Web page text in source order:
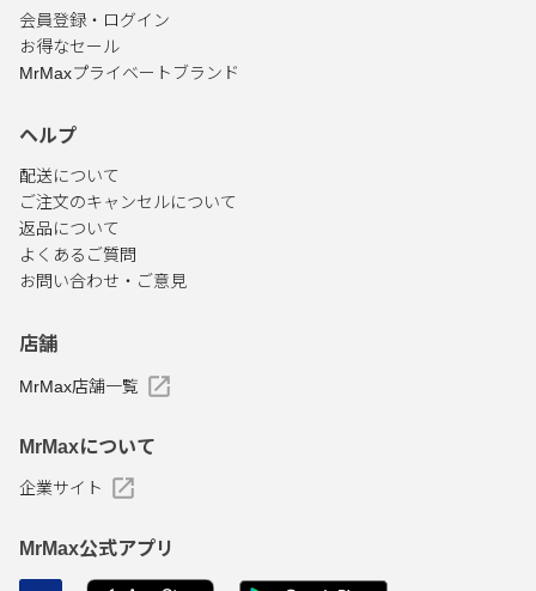
会員登録・ログイン
お得なセール
MrMaxプライベートブランド
ヘルプ
配送について
ご注文のキャンセルについて
返品について
よくあるご質問
お問い合わせ・ご意見
店舗
MrMax店舗一覧
MrMaxについて
企業サイト
MrMax公式アプリ